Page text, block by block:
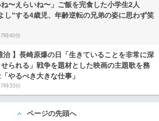
ね〜えらいね〜」ご飯を完食した小学生2人
し”する4歳児、年齢逆転の兄弟の姿に思わず笑
時40分
治 】長崎原爆の日「生きていることを非常に深
せられる」戦争を題材とした映画の主題歌を務
やるべき大きな仕事」
時33分
ページの先頭へ